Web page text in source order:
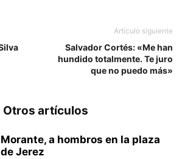
Artículo siguiente
Salvador Cortés: «Me han
hundido totalmente. Te juro
que no puedo más»
Otros artículos
Morante, a hombros en la plaza
de Jerez